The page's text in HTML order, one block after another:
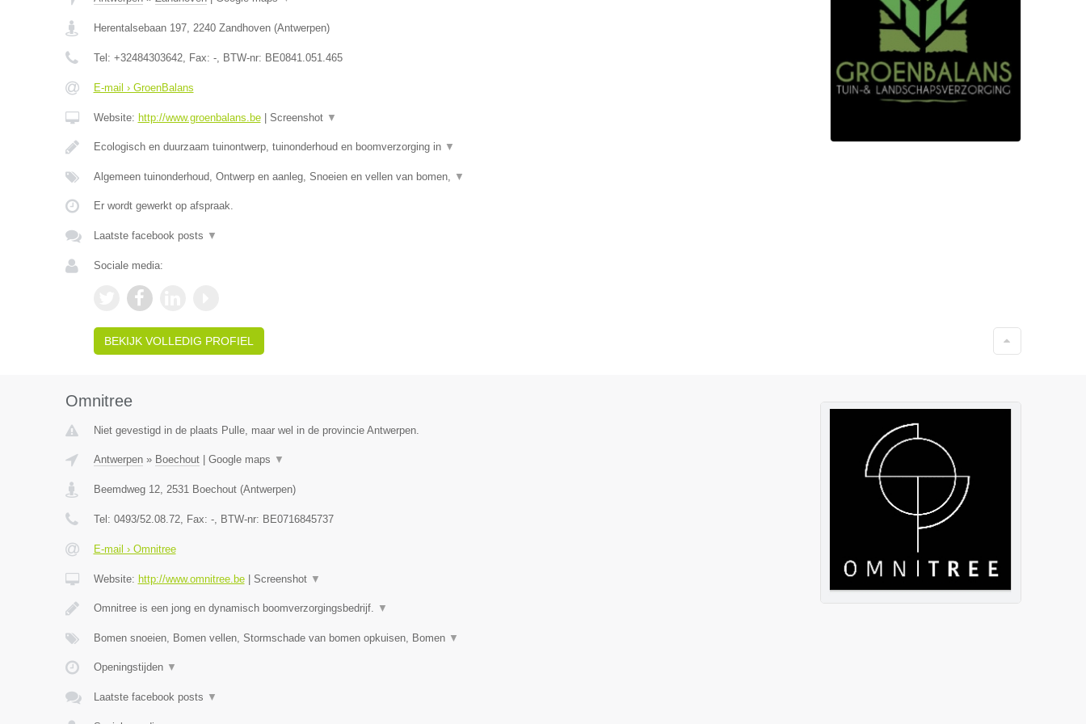
Herentalsebaan 197, 2240 Zandhoven(Antwerpen)
Tel: +32484303642, Fax: -, BTW-nr: BE0841.051.465
E-mail › GroenBalans
Website: http://www.groenbalans.be| Screenshot ▼
Ecologisch en duurzaam tuinontwerp, tuinonderhoud en boomverzorging in ▼
Algemeen tuinonderhoud, Ontwerp en aanleg, Snoeien en vellen van bomen, ▼
Er wordt gewerkt op afspraak.
Laatste facebook posts ▼
Sociale media:
BEKIJK VOLLEDIG PROFIEL
Omnitree
Niet gevestigd in de plaats Pulle, maar wel in de provincie Antwerpen.
Antwerpen» Boechout| Google maps ▼
Beemdweg 12, 2531 Boechout(Antwerpen)
Tel: 0493/52.08.72, Fax: -, BTW-nr: BE0716845737
E-mail › Omnitree
Website: http://www.omnitree.be| Screenshot ▼
Omnitree is een jong en dynamisch boomverzorgingsbedrijf. ▼
Bomen snoeien, Bomen vellen, Stormschade van bomen opkuisen, Bomen ▼
Openingstijden ▼
Laatste facebook posts ▼